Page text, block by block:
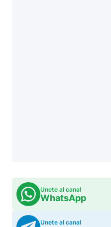
Unete al canal
WhatsApp
Unete al canal